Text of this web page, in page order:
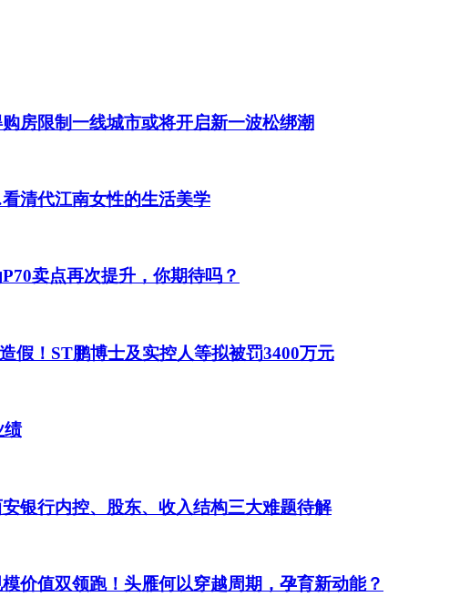
房限制一线城市或将开启新一波松绑潮
清代江南女性的生活美学
卖点再次提升，你期待吗？
假！ST鹏博士及实控人等拟被罚3400万元
绩
银行内控、股东、收入结构三大难题待解
价值双领跑！头雁何以穿越周期，孕育新动能？